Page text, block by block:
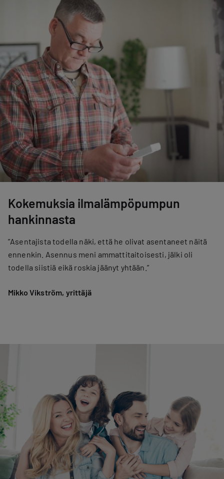
Kokemuksia ilmalämpöpumpun
hankinnasta
”Asentajista todella näki, että he olivat asentaneet näitä
ennenkin. Asennus meni ammattitaitoisesti, jälki oli
todella siistiä eikä roskia jäänyt yhtään.”
Mikko Vikström, yrittäjä